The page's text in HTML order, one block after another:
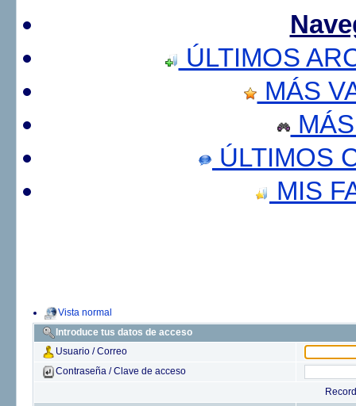
ÚLTIMOS
MÁS
ÚLTIMOS
MIS
Vista normal
Introduce tus datos de acceso
Usuario / Correo
Contraseña / Clave de acceso